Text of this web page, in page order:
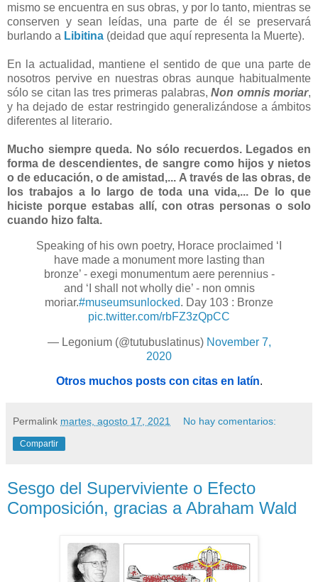
mismo se encuentra en sus obras, y por lo tanto, mientras se
conserven y sean leídas, una parte de él se preservará
burlando a Libitina (deidad que aquí representa la Muerte).
En la actualidad, mantiene el sentido de que una parte de
nosotros pervive en nuestras obras aunque habitualmente
sólo se citan las tres primeras palabras,Non omnis moriar,
y ha dejado de estar restringido generalizándose a ámbitos
diferentes al literario.
Mucho siempre queda. No sólo recuerdos. Legados en
forma de descendientes, de sangre como hijos y nietos
o de educación, o de amistad,... A través de las obras, de
los trabajos a lo largo de toda una vida,... De lo que
hiciste porque estabas allí, con otras personas o solo
cuando hizo falta.
Speaking of his own poetry, Horace proclaimed ‘I
have made a monument more lasting than
bronze’ - exegi monumentum aere perennius -
and ‘I shall not wholly die’ - non omnis
moriar.#museumsunlocked. Day 103 : Bronze
pic.twitter.com/rbFZ3zQpCC
— Legonium (@tutubuslatinus) November 7,
2020
Otros muchos posts con citas en latín.
Permalink martes, agosto 17, 2021 No hay comentarios:
Compartir
Sesgo del Superviviente o Efecto
Composición, gracias a Abraham Wald